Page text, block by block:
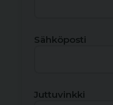
Sähköposti
Juttuvinkki